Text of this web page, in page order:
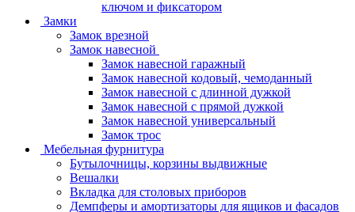
ключом и фиксатором
Замки
Замок врезной
Замок навесной
Замок навесной гаражный
Замок навесной кодовый, чемоданный
Замок навесной с длинной дужкой
Замок навесной с прямой дужкой
Замок навесной универсальный
Замок трос
Мебельная фурнитура
Бутылочницы, корзины выдвижные
Вешалки
Вкладка для столовых приборов
Демпферы и амортизаторы для ящиков и фасадов